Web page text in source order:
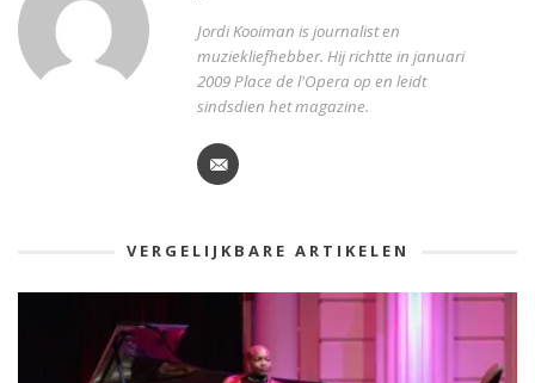
Jordi Kooiman is journalist en
muziekliefhebber. Hij richtte in januari
2009 Place de l'Opera op en leidt
sindsdien het magazine.
VERGELIJKBARE ARTIKELEN